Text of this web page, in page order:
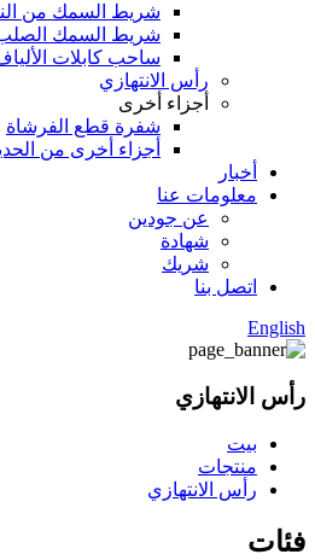
شريط السمك من
شريط السمك
ساحب كابلات
رأس الانتهازي
أجزاء أخرى
شفرة قطع الفرشاة
أجزاء أخرى من
أخبار
معلومات عنا
عن جودين
شهادة
شريك
اتصل بنا
English
رأس الانتهازي
بيت
منتجات
رأس الانتهازي
فئات